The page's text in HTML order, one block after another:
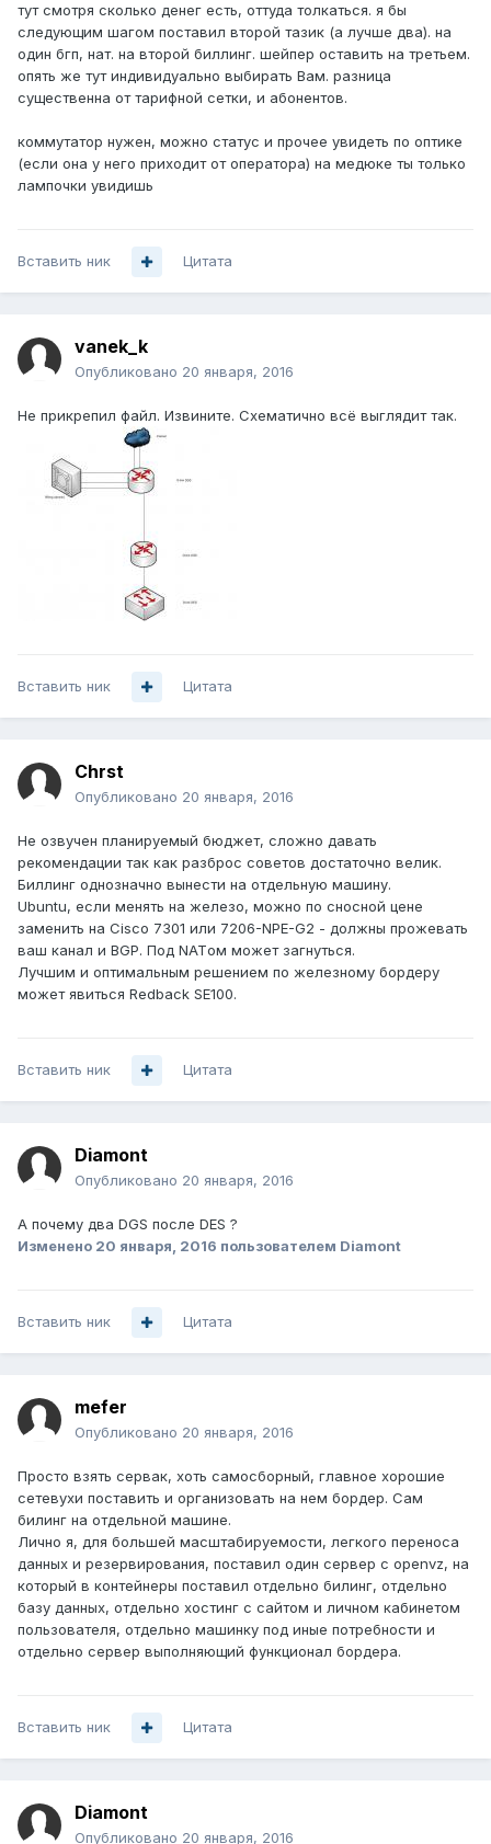
тут смотря сколько денег есть, оттуда толкаться. я бы
следующим шагом поставил второй тазик (а лучше два). на
один бгп, нат. на второй биллинг. шейпер оставить на третьем.
опять же тут индивидуально выбирать Вам. разница
существенна от тарифной сетки, и абонентов.
коммутатор нужен, можно статус и прочее увидеть по оптике
(если она у него приходит от оператора) на медюке ты только
лампочки увидишь
Вставить ник Цитата
vanek_k
Опубликовано 20 января, 2016
Не прикрепил файл. Извините. Схематично всё выглядит так.
Вставить ник Цитата
Chrst
Опубликовано 20 января, 2016
Не озвучен планируемый бюджет, сложно давать
рекомендации так как разброс советов достаточно велик.
Биллинг однозначно вынести на отдельную машину.
Ubuntu, если менять на железо, можно по сносной цене
заменить на Cisco 7301 или 7206-NPE-G2 - должны прожевать
ваш канал и BGP. Под NATом может загнуться.
Лучшим и оптимальным решением по железному бордеру
может явиться Redback SE100.
Вставить ник Цитата
Diamont
Опубликовано 20 января, 2016
А почему два DGS после DES ?
Изменено 20 января, 2016 пользователем Diamont
Вставить ник Цитата
mefer
Опубликовано 20 января, 2016
Просто взять сервак, хоть самосборный, главное хорошие
сетевухи поставить и организовать на нем бордер. Сам
билинг на отдельной машине.
Лично я, для большей масштабируемости, легкого переноса
данных и резервирования, поставил один сервер с openvz, на
который в контейнеры поставил отдельно билинг, отдельно
базу данных, отдельно хостинг с сайтом и личном кабинетом
пользователя, отдельно машинку под иные потребности и
отдельно сервер выполняющий функционал бордера.
Вставить ник Цитата
Diamont
Опубликовано 20 января, 2016